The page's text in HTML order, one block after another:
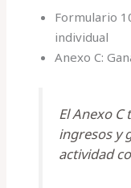
Formulario
individual
Anexo C:
El Anexo
ingresos y
actividad